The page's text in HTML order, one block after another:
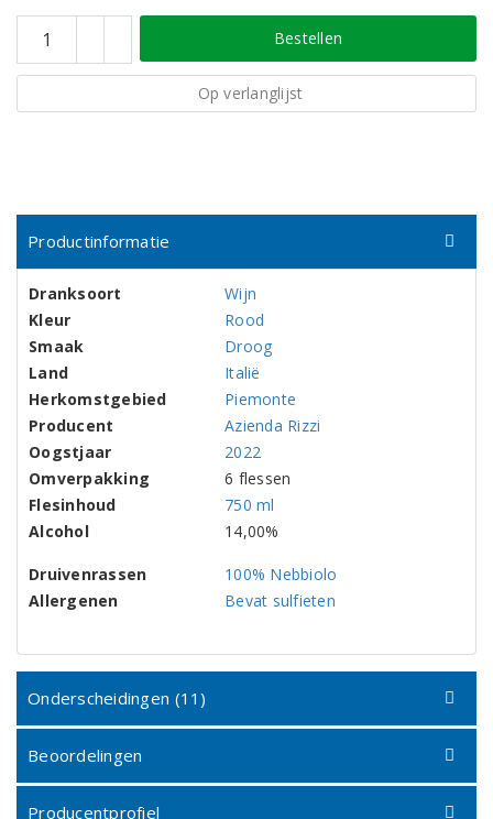
Bestellen
Op verlanglijst
Productinformatie
Dranksoort
Wijn
Kleur
Rood
Smaak
Droog
Land
Italië
Herkomstgebied
Piemonte
Producent
Azienda Rizzi
Oogstjaar
2022
Omverpakking
6 flessen
Flesinhoud
750 ml
Alcohol
14,00%
Druivenrassen
100% Nebbiolo
Allergenen
Bevat sulfieten
Onderscheidingen (11)
Beoordelingen
Producentprofiel